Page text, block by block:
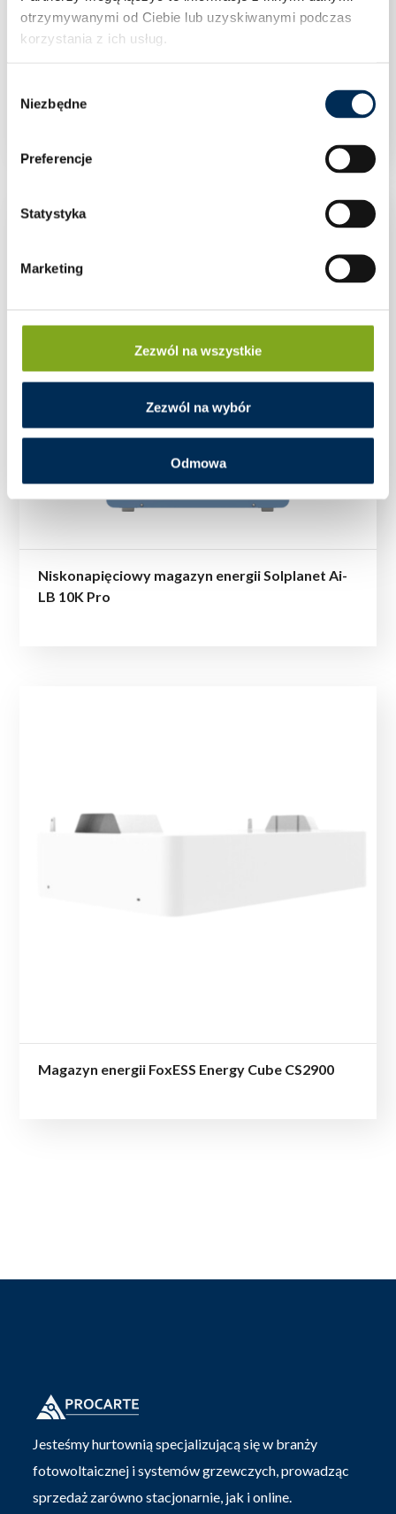
otrzymywanymi od Ciebie lub uzyskiwanymi podczas
korzystania z ich usług.
zgody
Niezbędne
Preferencje
Statystyka
Marketing
Zezwól na wszystkie
Zezwól na wybór
Odmowa
Magazyn energii FoxESS Energy Cube CM4100
Niskonapięciowy magazyn energii Solplanet Ai-
LB 10K Pro
Magazyn energii FoxESS Energy Cube CS2900
Jesteśmy hurtownią specjalizującą się w branży
fotowoltaicznej i systemów grzewczych, prowadząc
sprzedaż zarówno stacjonarnie, jak i online.